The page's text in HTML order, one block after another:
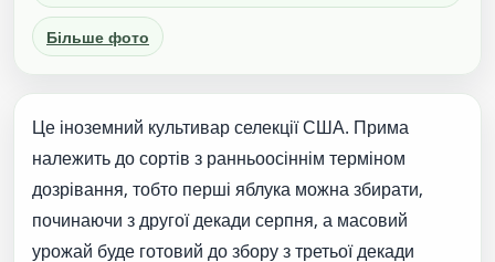
Більше фото
Це іноземний культивар селекції США. Прима
належить до сортів з ранньоосіннім терміном
дозрівання, тобто перші яблука можна збирати,
починаючи з другої декади серпня, а масовий
урожай буде готовий до збору з третьої декади